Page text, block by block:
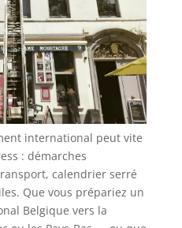
international peut vite
: démarches
calendrier serré
Que vous prépariez un
Belgique vers la